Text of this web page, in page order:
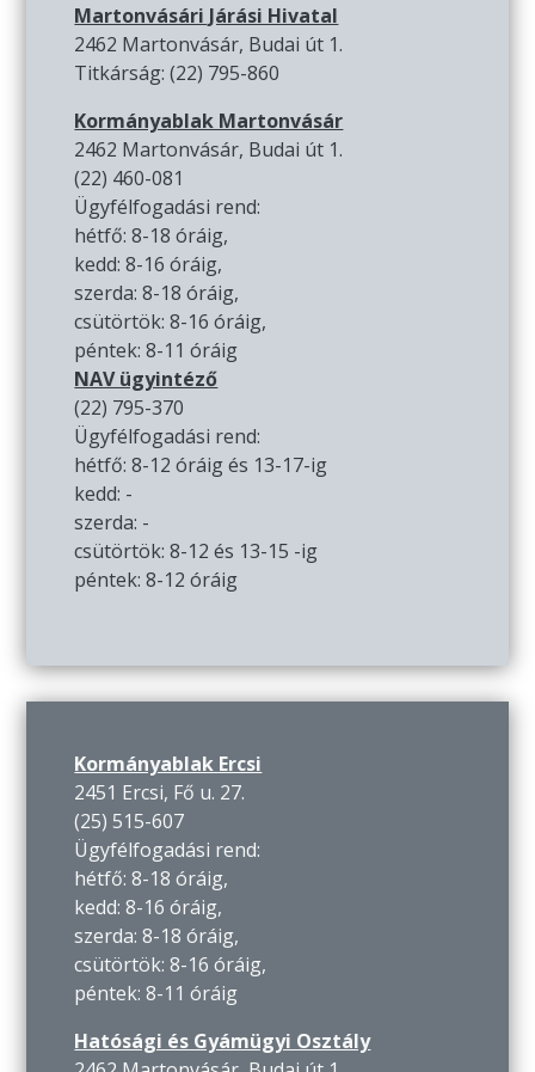
Martonvásári Járási Hivatal
2462 Martonvásár, Budai út 1.
Titkárság: (22) 795-860
Kormányablak Martonvásár
2462 Martonvásár, Budai út 1.
(22) 460-081
Ügyfélfogadási rend:
hétfő: 8-18 óráig,
kedd: 8-16 óráig,
szerda: 8-18 óráig,
csütörtök: 8-16 óráig,
péntek: 8-11 óráig
NAV ügyintéző
(22) 795-370
Ügyfélfogadási rend:
hétfő: 8-12 óráig és 13-17-ig
kedd: -
szerda: -
csütörtök: 8-12 és 13-15 -ig
péntek: 8-12 óráig
Kormányablak Ercsi
2451 Ercsi, Fő u. 27.
(25) 515-607
Ügyfélfogadási rend:
hétfő: 8-18 óráig,
kedd: 8-16 óráig,
szerda: 8-18 óráig,
csütörtök: 8-16 óráig,
péntek: 8-11 óráig
Hatósági és Gyámügyi Osztály